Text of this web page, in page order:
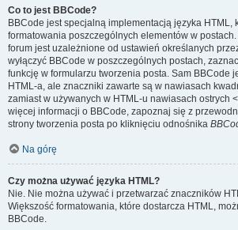
Co to jest BBCode?
BBCode jest specjalną implementacją języka HTML,
formatowania poszczególnych elementów w
forum jest uzależnione od ustawień określanych
wyłączyć BBCode w poszczególnych postach,
funkcję w formularzu tworzenia posta. Sam BBCode
HTML-a, ale znaczniki zawarte są w nawiasach
zamiast w używanych w HTML-u nawiasach ostrych
więcej informacji o BBCode, zapoznaj się z
strony tworzenia posta po kliknięciu odnośnika
Na górę
Czy można używać języka HTML?
Nie. Nie można używać i przetwarzać znaczników
Większość formatowania, które dostarcza HTML,
BBCode.